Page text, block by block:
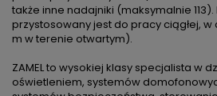
także inne nadajniki (maksymalnie
przystosowany jest do pracy ciągłej, w
m w terenie otwartym).
ZAMEL to wysokiej klasy specjalista w
oświetleniem, systemów